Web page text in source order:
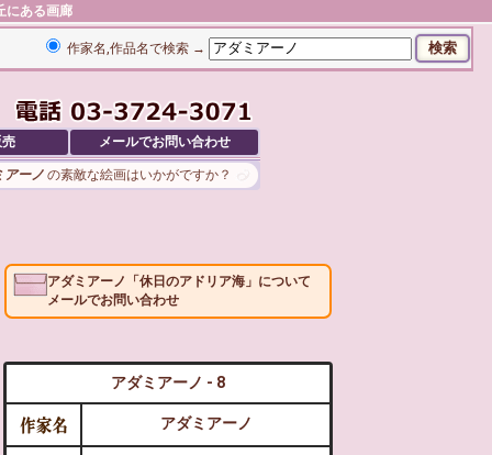
にある画廊
作家名,作品名で検索 →
メールでお問い合わせ
アーノの素敵な絵画はいかがですか？
アダミアーノ「休日のアドリア海」について
メールでお問い合わせ
アダミアーノ - 8
アダミアーノ